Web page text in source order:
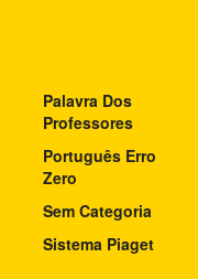
Palavra Dos
Professores
Português Erro
Zero
Sem Categoria
Sistema Piaget